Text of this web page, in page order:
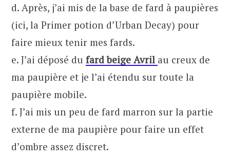
d. Après, j’ai mis de la base de fard à paupières
(ici, la Primer potion d’Urban Decay) pour
faire mieux tenir mes fards.
e. J’ai déposé du fard beige Avril au creux de
ma paupière et je l’ai étendu sur toute la
paupière mobile.
f. J’ai mis un peu de fard marron sur la partie
externe de ma paupière pour faire un effet
d’ombre assez discret.